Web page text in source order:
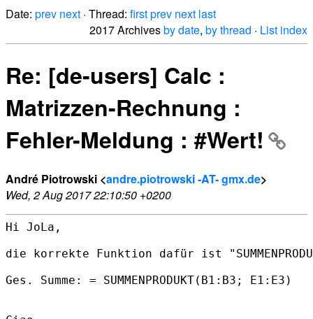
Date: prev next · Thread: firstprev next last
2017 Archivesby date, by thread · List index
Re: [de-users] Calc :
Matrizzen-Rechnung :
Fehler-Meldung : #Wert!
André Piotrowski <andre.piotrowski -AT- gmx.de>
Wed, 2 Aug 2017 22:10:50 +0200
Hi JoLa,
die korrekte Funktion dafür ist
Ges. Summe: = SUMMENPRODUKT(B1:B3; E1:E3)